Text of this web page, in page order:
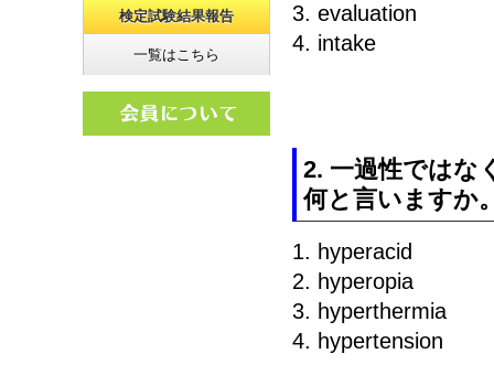
3. evaluation
4. intake
2. 一過性ではな
何と言いますか
1. hyperacid
2. hyperopia
3. hyperthermia
4. hypertension
検定試験結果報告
一覧はこちら